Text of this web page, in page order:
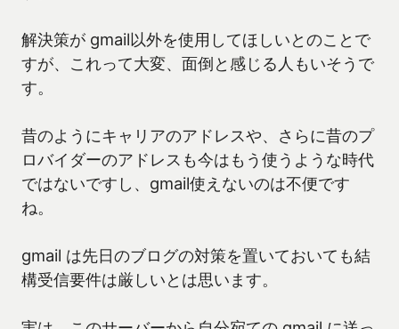
解決策が gmail以外を使用してほしいとのことで
すが、これって大変、面倒と感じる人もいそうで
す。
昔のようにキャリアのアドレスや、さらに昔のプ
ロバイダーのアドレスも今はもう使うような時代
ではないですし、gmail使えないのは不便です
ね。
gmail は先日のブログの対策を置いておいても結
構受信要件は厳しいとは思います。